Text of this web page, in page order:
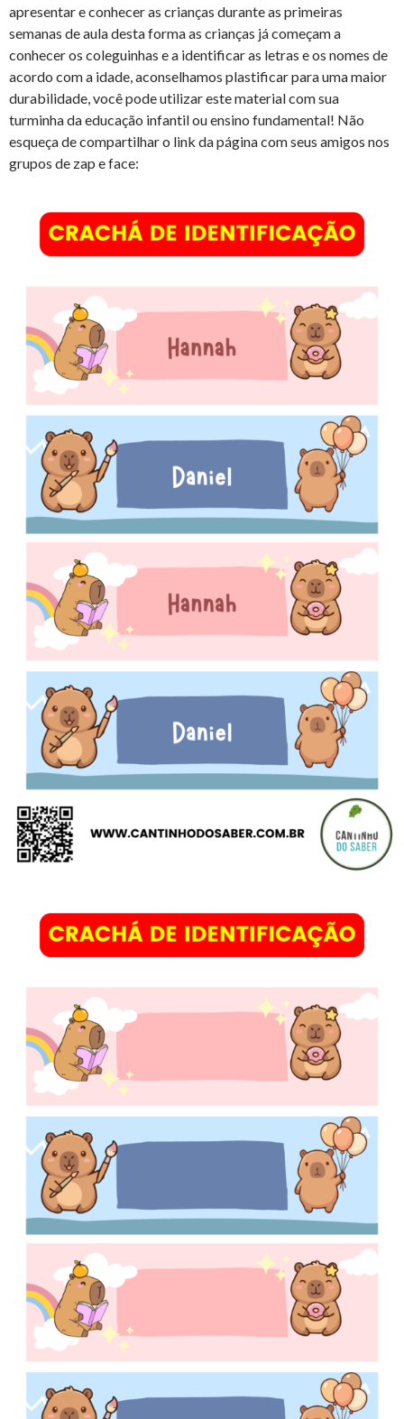
apresentar e conhecer as crianças durante as primeiras
semanas de aula desta forma as crianças já começam a
conhecer os coleguinhas e a identificar as letras e os nomes de
acordo com a idade, aconselhamos plastificar para uma maior
durabilidade, você pode utilizar este material com sua
turminha da educação infantil ou ensino fundamental! Não
esqueça de compartilhar o link da página com seus amigos nos
grupos de zap e face: